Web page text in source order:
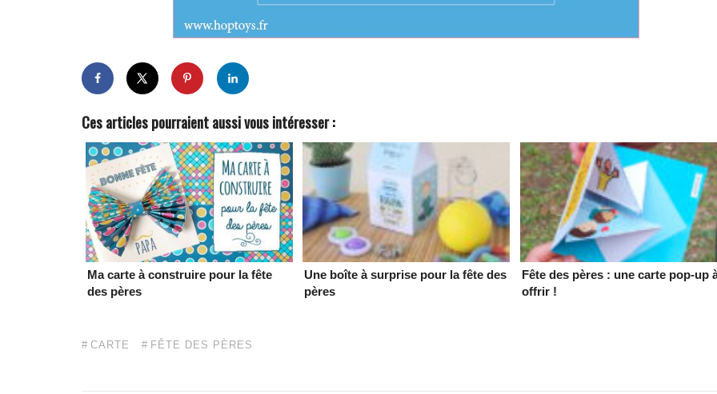
Ces articles pourraient aussi vous intéresser :
Ma carte à construire pour la fête
des pères
Une boîte à surprise pour la fête des
pères
Fête des pères : une carte pop-up
offrir !
CARTE FÊTE DES PÈRES